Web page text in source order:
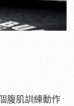
腹肌訓練動作